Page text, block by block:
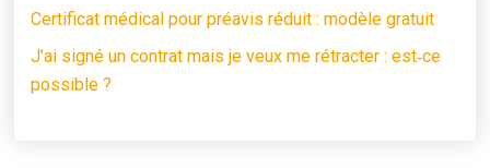
Certificat médical pour préavis réduit : modèle gratuit
J’ai signé un contrat mais je veux me rétracter : est‑ce
possible ?